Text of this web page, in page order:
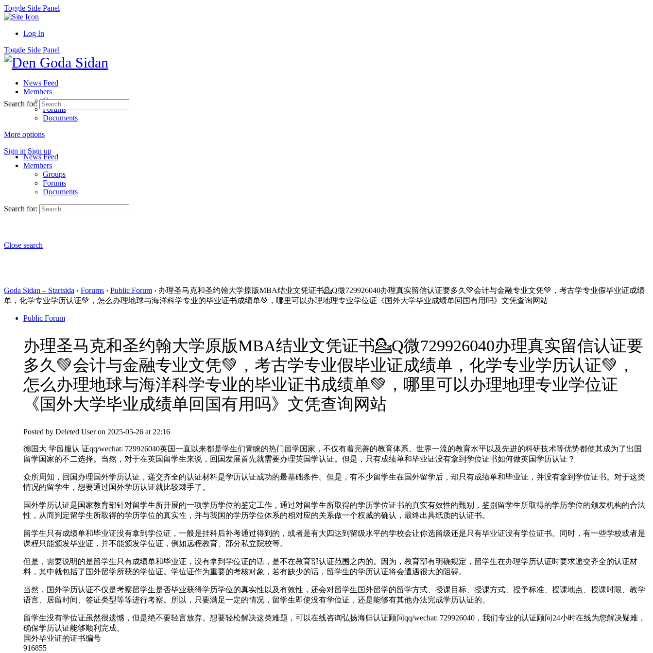
Toggle Side Panel
Log In
Toggle Side Panel
News Feed
Members
Groups
Forums
Documents
More options
Sign in Sign up
Search for:
News Feed
Members
Groups
Forums
Documents
Search for:
Close search
Goda Sidan – Startsida › Forums › Public Forum › 办理圣马克和圣约翰大学原版MBA结业文凭证书💁Q微729926040办理真实留信认证要多久💚会计与金融专业文凭💚，考古学专业假毕业证成绩
单，化学专业学历认证💚，怎么办理地球与海洋科学专业的毕业证书成绩单💚，哪里可以办理地理专业学位证《国外大学毕业成绩单回国有用吗》文凭查询网站
Public Forum
办理圣马克和圣约翰大学原版MBA结业文凭证书💁Q微729926040办理真实留信认证要
多久💚会计与金融专业文凭💚，考古学专业假毕业证成绩单，化学专业学历认证💚，
怎么办理地球与海洋科学专业的毕业证书成绩单💚，哪里可以办理地理专业学位证
《国外大学毕业成绩单回国有用吗》文凭查询网站
Posted by Deleted User on 2025-05-26 at 22:16
德国大 学留服认 证qq/wechat: 729926040英国一直以来都是学生们青睐的热门留学国家，不仅有着完善的教育体系、世界一流的教育水平以及先进的科研技术等优势都使其成为了出国
留学国家的不二选择。当然，对于在英国留学生来说，回国发展首先就需要办理英国学认证。但是，只有成绩单和毕业证没有拿到学位证书如何做英国学历认证？
众所周知，回国办理国外学历认证，递交齐全的认证材料是学历认证成功的最基础条件。但是，有不少留学生在国外留学后，却只有成绩单和毕业证，并没有拿到学位证书。对于这类
情况的留学生，想要通过国外学历认证就比较棘手了。
国外学历认证是国家教育部针对留学生所开展的一项学历学位的鉴定工作，通过对留学生所取得的学历学位证书的真实有效性的甄别，鉴别留学生所取得的学历学位的颁发机构的合法
性，从而判定留学生所取得的学历学位的真实性，并与我国的学历学位体系的相对应的关系做一个权威的确认，最终出具纸质的认证书。
留学生只有成绩单和毕业证没有拿到学位证，一般是挂科后补考通过得到的，或者是有大四达到留级水平的学校会让你选留级还是只有毕业证没有学位证书。同时，有一些学校或者是
课程只能颁发毕业证，并不能颁发学位证，例如远程教育、部分私立院校等。
但是，需要说明的是留学生只有成绩单和毕业证，没有拿到学位证的话，是不在教育部认证范围之内的。因为，教育部有明确规定，留学生在办理学历认证时要求递交齐全的认证材
料，其中就包括了国外留学所获的学位证。学位证作为重要的考核对象，若有缺少的话，留学生的学历认证将会遭遇很大的阻碍。
当然，国外学历认证不仅是考察留学生是否毕业获得学历学位的真实性以及有效性，还会对留学生国外留学的留学方式、授课目标、授课方式、授予标准、授课地点、授课时限、教学
语言、居留时间、签证类型等等进行考察。所以，只要满足一定的情况，留学生即使没有学位证，还是能够有其他办法完成学历认证的。
留学生没有学位证虽然很遗憾，但是绝不要轻言放弃。想要轻松解决这类难题，可以在线咨询弘扬海归认证顾问qq/wechat: 729926040，我们专业的认证顾问24小时在线为您解决疑难，
确保学历认证能够顺利完成。
国外毕业证的证书编号
916855